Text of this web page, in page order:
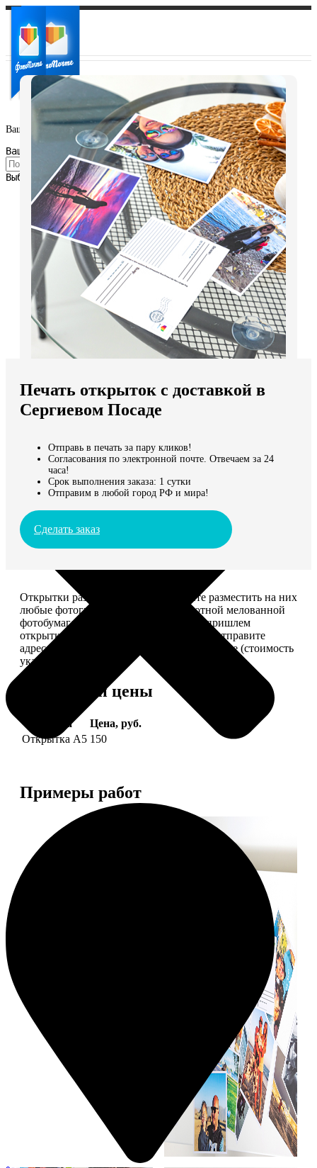
Ваш город:
Ваш регион доставки
Выберите из списка:
Мы доставляем по всему миру
Продолжить без города
Печать открыток с доставкой в
Сергиевом Посаде
Отправь в печать за пару кликов!
Согласования по электронной почте. Отвечаем за 24
часа!
Срок выполнения заказа: 1 сутки
Отправим в любой город РФ и мира!
Сделать заказ
Открытки размером 10*15, вы можете разместить на них
любые фотографии. Печатаем на плотной мелованной
фотобумаге плотностью 300 г/м2. Мы пришлем
открытки вам, вы сами их подпишете и отправите
адресату. Заказать можно 6 открыток и более (стоимость
указана за 6 штук).
Форматы и цены
Услуга
Цена, руб.
Открытка А5 150
Примеры работ